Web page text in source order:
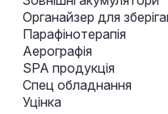
Органайзер для
Парафінотерапія
Аерографія
SPA продукція
Спец обладнання
Уцінка